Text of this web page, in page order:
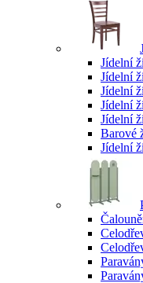
Jídelní
Jídelní
Jídelní
Jídelní
Jídelní
Barové
Jídelní